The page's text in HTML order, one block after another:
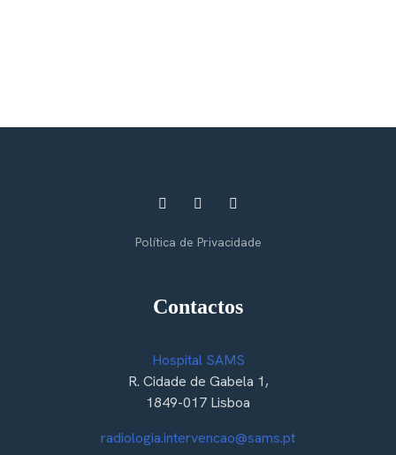
Política de Privacidade
Contactos
Hospital SAMS
R. Cidade de Gabela 1,
1849-017 Lisboa
radiologia.intervencao@sams.pt